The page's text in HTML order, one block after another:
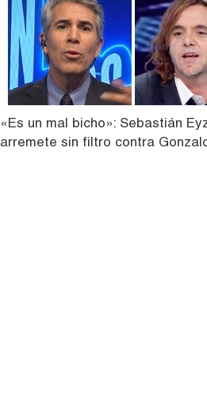
«Es un mal bicho»: Sebastián
arremete sin filtro contra